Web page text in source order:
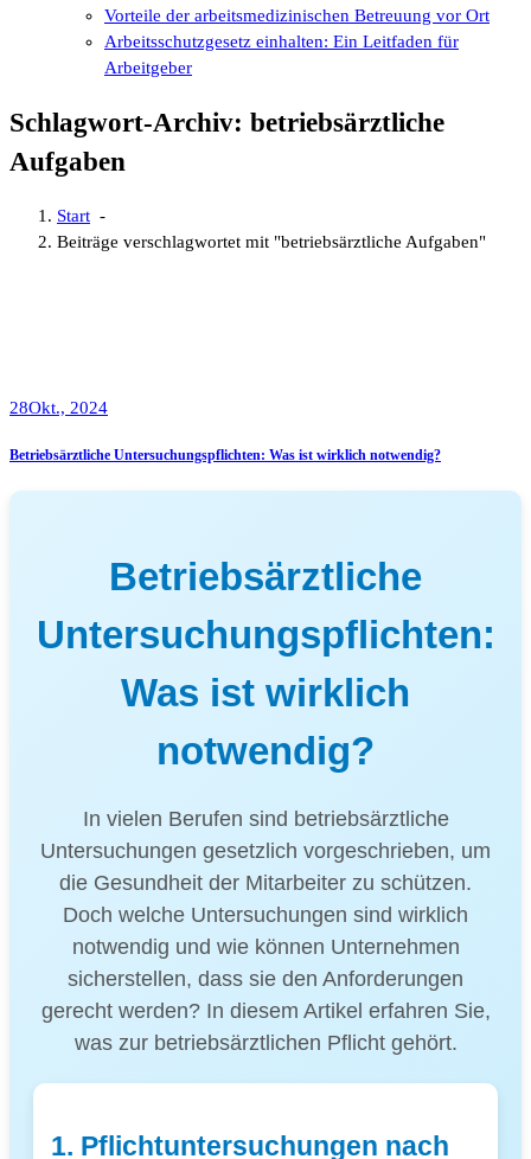
Vorteile der arbeitsmedizinischen Betreuung vor Ort
Arbeitsschutzgesetz einhalten: Ein Leitfaden für
Arbeitgeber
Schlagwort-Archiv: betriebsärztliche
Aufgaben
Start -
Beiträge verschlagwortet mit "betriebsärztliche Aufgaben"
28Okt., 2024
Betriebsärztliche Untersuchungspflichten: Was ist wirklich notwendig?
Betriebsärztliche
Untersuchungspflichten:
Was ist wirklich
notwendig?
In vielen Berufen sind betriebsärztliche
Untersuchungen gesetzlich vorgeschrieben, um
die Gesundheit der Mitarbeiter zu schützen.
Doch welche Untersuchungen sind wirklich
notwendig und wie können Unternehmen
sicherstellen, dass sie den Anforderungen
gerecht werden? In diesem Artikel erfahren Sie,
was zur betriebsärztlichen Pflicht gehört.
1. Pflichtuntersuchungen nach